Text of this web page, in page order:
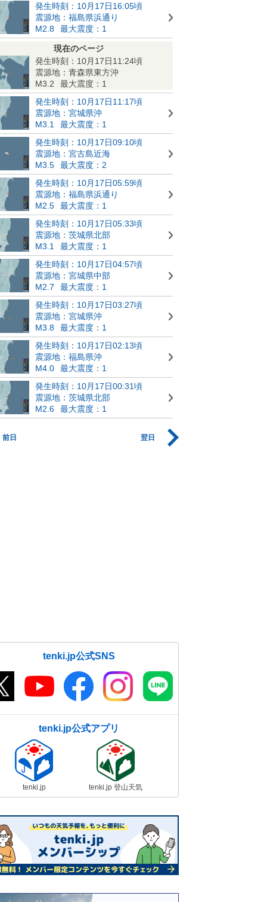
発生時刻：10月17日16:05頃
震源地：福島県浜通り
M2.8
最大震度：1
現在のページ
発生時刻：10月17日11:24頃
震源地：青森県東方沖
M3.2
最大震度：1
発生時刻：10月17日11:17頃
震源地：宮城県沖
M3.1
最大震度：1
発生時刻：10月17日09:10頃
震源地：宮古島近海
M3.5
最大震度：2
発生時刻：10月17日05:59頃
震源地：福島県浜通り
M2.5
最大震度：1
発生時刻：10月17日05:33頃
震源地：茨城県北部
M3.1
最大震度：1
発生時刻：10月17日04:57頃
震源地：宮城県中部
M2.7
最大震度：1
発生時刻：10月17日03:27頃
震源地：宮城県沖
M3.8
最大震度：1
発生時刻：10月17日02:13頃
震源地：福島県沖
M4.0
最大震度：1
発生時刻：10月17日00:31頃
震源地：茨城県北部
M2.6
最大震度：1
前日 翌日
tenki.jp公式SNS
tenki.jp公式アプリ
tenki.jp tenki.jp 登山天気